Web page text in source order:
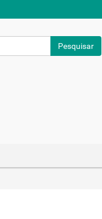
Pesquisar